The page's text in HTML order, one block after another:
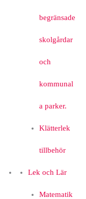
begränsade
skolgårdar
och
kommunal
a parker.
Klätterlek
tillbehör
Lek och Lär
Matematik